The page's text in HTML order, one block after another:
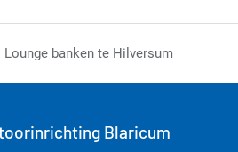
Lounge banken te Hilversum
Blaricum